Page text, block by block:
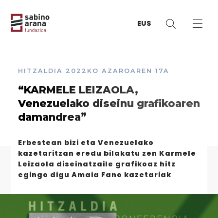
EUS
HITZALDIA 2022KO AZAROAREN 17A
“KARMELE LEIZAOLA,
Venezuelako diseinu grafikoaren
damandrea”
Erbestean bizi eta Venezuelako
kazetaritzan eredu bilakatu zen Karmele
Leizaola diseinatzaile grafikoaz hitz
egingo digu Amaia Fano kazetariak